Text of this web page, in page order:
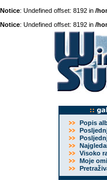
Notice: Undefined offset: 8192 in /
Notice: Undefined offset: 8192 in /
Popis
Visoko
Moje